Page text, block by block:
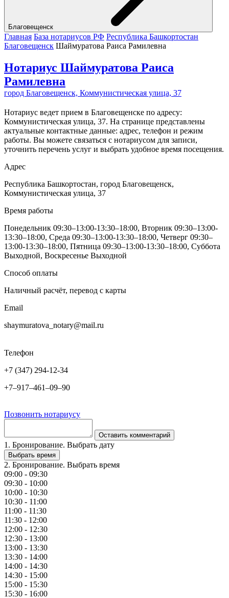
Благовещенск
Главная База нотариусов РФ Республика Башкортостан
Благовещенск Шаймуратова Раиса Рамилевна
Нотариус Шаймуратова Раиса
Рамилевна
город Благовещенск, Коммунистическая улица, 37
Нотариус ведет прием в Благовещенске по адресу:
Коммунистическая улица, 37. На странице представлены
актуальные контактные данные: адрес, телефон и режим
работы. Вы можете связаться с нотариусом для записи,
уточнить перечень услуг и выбрать удобное время посещения.
Адрес
Республика Башкортостан, город Благовещенск,
Коммунистическая улица, 37
Время работы
Понедельник 09:30–13:00-13:30–18:00, Вторник 09:30–13:00-
13:30–18:00, Среда 09:30–13:00-13:30–18:00, Четверг 09:30–
13:00-13:30–18:00, Пятница 09:30–13:00-13:30–18:00, Суббота
Выходной, Воскресенье Выходной
Способ оплаты
Наличный расчёт, перевод с карты
Email
shaymuratova_notary@mail.ru
Телефон
+7 (347) 294-12-34
+7‒917‒461‒09‒90
Позвонить нотариусу
Оставить комментарий
1. Бронирование. Выбрать дату
Выбрать время
2. Бронирование. Выбрать время
09:00 - 09:30
09:30 - 10:00
10:00 - 10:30
10:30 - 11:00
11:00 - 11:30
11:30 - 12:00
12:00 - 12:30
12:30 - 13:00
13:00 - 13:30
13:30 - 14:00
14:00 - 14:30
14:30 - 15:00
15:00 - 15:30
15:30 - 16:00